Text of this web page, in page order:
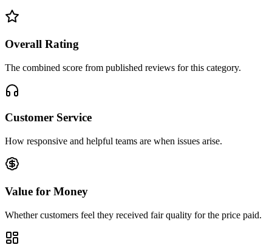
Overall Rating
The combined score from published reviews for this category.
Customer Service
How responsive and helpful teams are when issues arise.
Value for Money
Whether customers feel they received fair quality for the price paid.